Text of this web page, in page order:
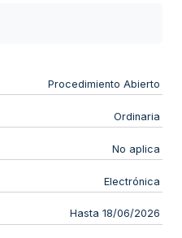
Procedimiento Abierto
Ordinaria
No aplica
Electrónica
Hasta 18/06/2026